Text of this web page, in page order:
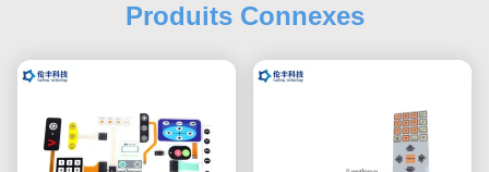
Produits Connexes